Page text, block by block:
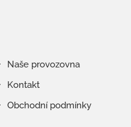
Naše provozovna
Kontakt
Obchodní podmínky